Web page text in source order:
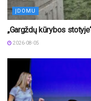
ĮDOMU
„Gargždų kūrybos
2026-08-05